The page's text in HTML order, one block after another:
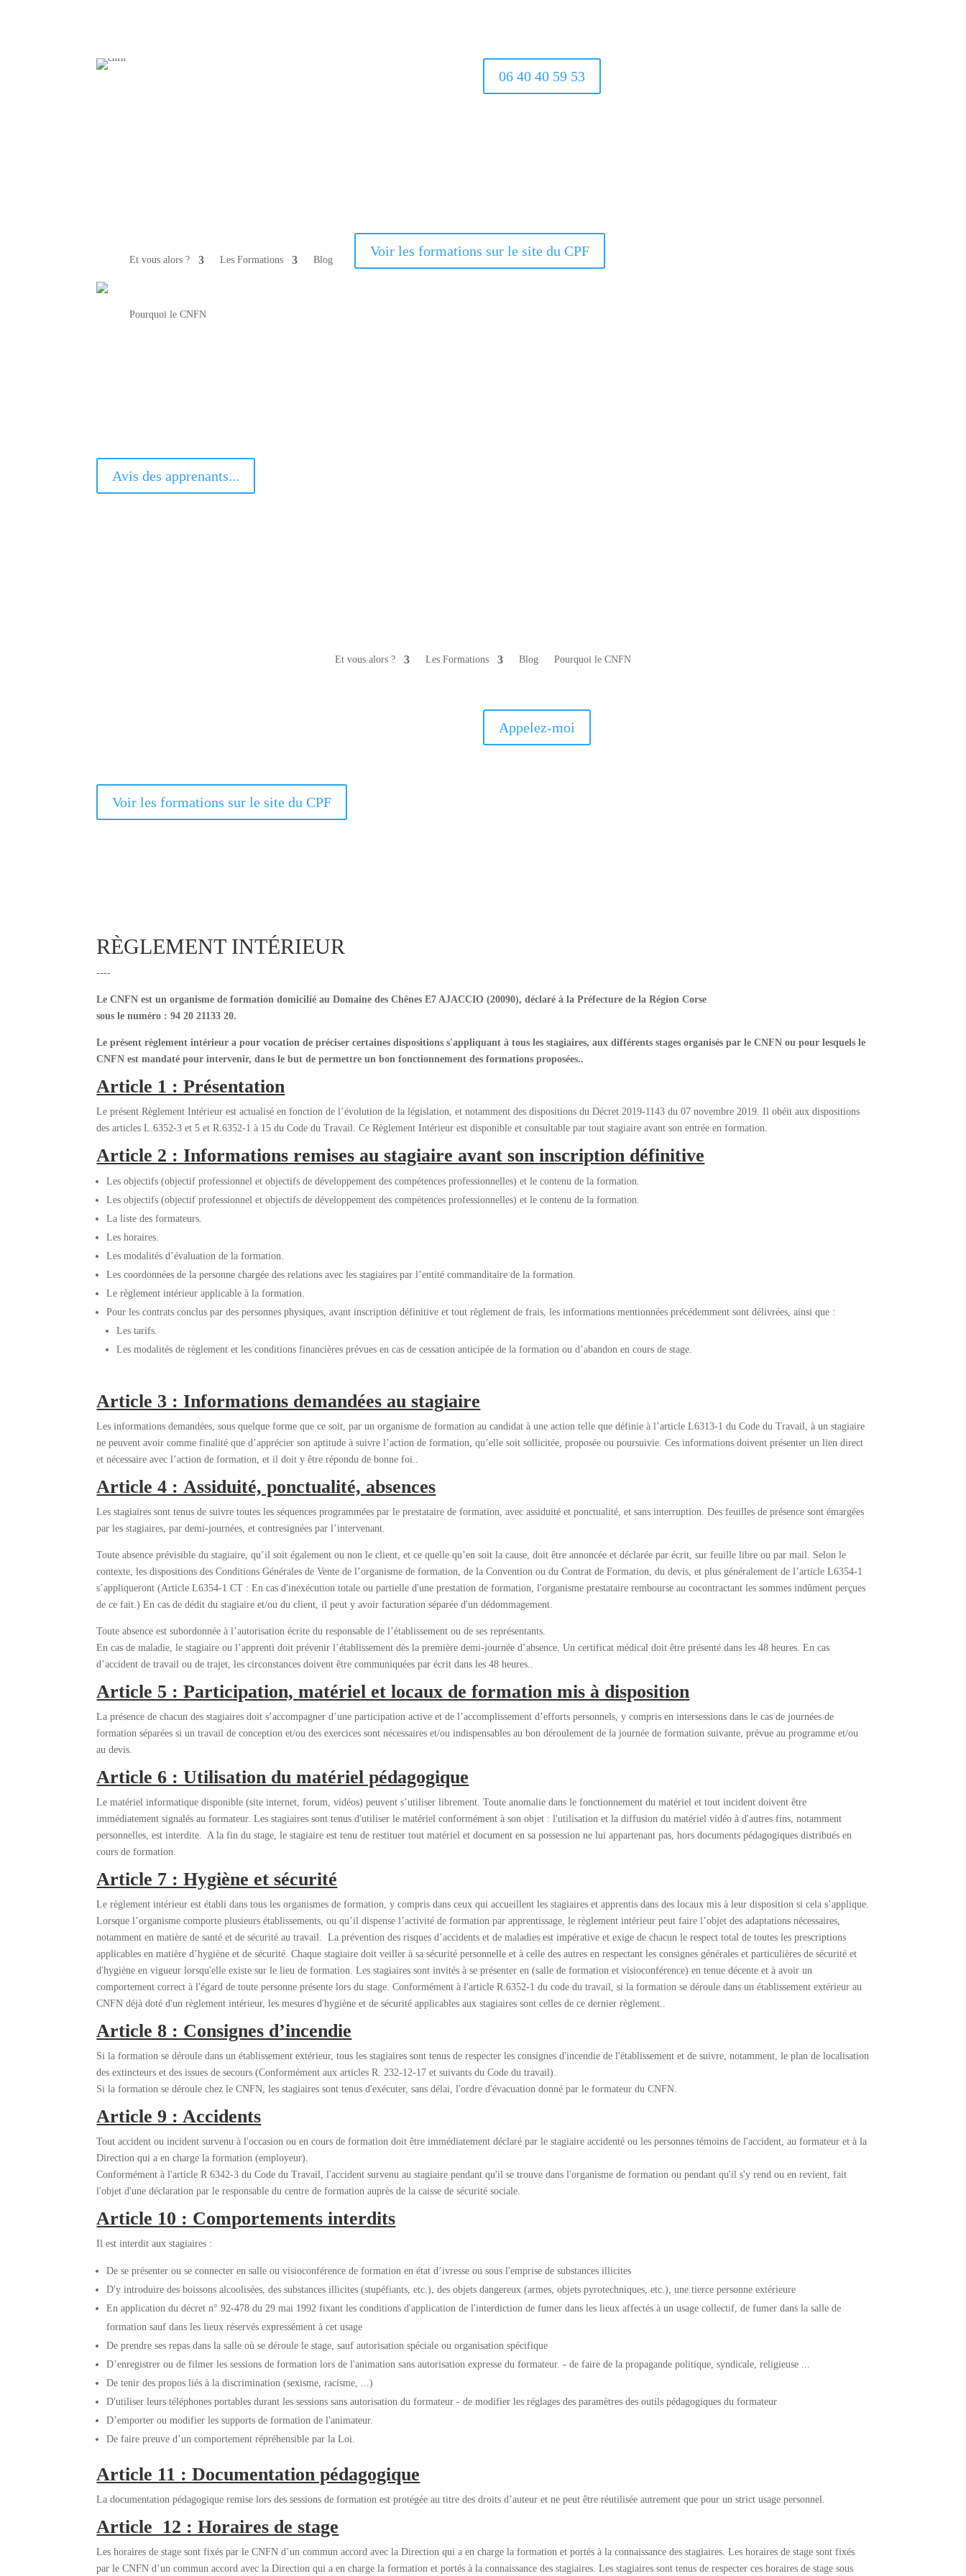
06 40 40 59 53
Et vous alors ? Les Formations Blog
Pourquoi le CNFN
Voir les formations sur le site du CPF
Avis des apprenants...
Et vous alors ? Les Formations Blog Pourquoi le CNFN
Appelez-moi
Voir les formations sur le site du CPF
RÈGLEMENT INTÉRIEUR
----
Le CNFN est un organisme de formation domicilié au Domaine des Chênes E7 AJACCIO (20090), déclaré à la Préfecture de la Région Corse
sous le numéro : 94 20 21133 20.
Le présent règlement intérieur a pour vocation de préciser certaines dispositions s'appliquant à tous les stagiaires, aux différents stages organisés par le CNFN ou pour lesquels le
CNFN est mandaté pour intervenir, dans le but de permettre un bon fonctionnement des formations proposées..
Article 1 : Présentation
Le présent Règlement Intérieur est actualisé en fonction de l’évolution de la législation, et notamment des dispositions du Décret 2019-1143 du 07 novembre 2019. Il obéit aux dispositions
des articles L.6352-3 et 5 et R.6352-1 à 15 du Code du Travail. Ce Règlement Intérieur est disponible et consultable par tout stagiaire avant son entrée en formation.
Article 2 : Informations remises au stagiaire avant son inscription définitive
Les objectifs (objectif professionnel et objectifs de développement des compétences professionnelles) et le contenu de la formation.
Les objectifs (objectif professionnel et objectifs de développement des compétences professionnelles) et le contenu de la formation.
La liste des formateurs.
Les horaires.
Les modalités d’évaluation de la formation.
Les coordonnées de la personne chargée des relations avec les stagiaires par l’entité commanditaire de la formation.
Le règlement intérieur applicable à la formation.
Pour les contrats conclus par des personnes physiques, avant inscription définitive et tout règlement de frais, les informations mentionnées précédemment sont délivrées, ainsi que :
Les tarifs.
Les modalités de règlement et les conditions financières prévues en cas de cessation anticipée de la formation ou d’abandon en cours de stage.
Article 3 : Informations demandées au stagiaire
Les informations demandées, sous quelque forme que ce soit, par un organisme de formation au candidat à une action telle que définie à l’article L6313-1 du Code du Travail, à un stagiaire
ne peuvent avoir comme finalité que d’apprécier son aptitude à suivre l’action de formation, qu’elle soit sollicitée, proposée ou poursuivie. Ces informations doivent présenter un lien direct
et nécessaire avec l’action de formation, et il doit y être répondu de bonne foi..
Article 4 : Assiduité, ponctualité, absences
Les stagiaires sont tenus de suivre toutes les séquences programmées par le prestataire de formation, avec assiduité et ponctualité, et sans interruption. Des feuilles de présence sont émargées
par les stagiaires, par demi-journées, et contresignées par l’intervenant.
Toute absence prévisible du stagiaire, qu’il soit également ou non le client, et ce quelle qu’en soit la cause, doit être annoncée et déclarée par écrit, sur feuille libre ou par mail. Selon le
contexte, les dispositions des Conditions Générales de Vente de l’organisme de formation, de la Convention ou du Contrat de Formation, du devis, et plus généralement de l’article L6354-1
s’appliqueront (Article L6354-1 CT : En cas d'inexécution totale ou partielle d'une prestation de formation, l'organisme prestataire rembourse au cocontractant les sommes indûment perçues
de ce fait.) En cas de dédit du stagiaire et/ou du client, il peut y avoir facturation séparée d'un dédommagement.
Toute absence est subordonnée à l’autorisation écrite du responsable de l’établissement ou de ses représentants.
En cas de maladie, le stagiaire ou l’apprenti doit prévenir l’établissement dès la première demi-journée d’absence. Un certificat médical doit être présenté dans les 48 heures. En cas
d’accident de travail ou de trajet, les circonstances doivent être communiquées par écrit dans les 48 heures..
Article 5 : Participation, matériel et locaux de formation mis à disposition
La présence de chacun des stagiaires doit s’accompagner d’une participation active et de l’accomplissement d’efforts personnels, y compris en intersessions dans le cas de journées de
formation séparées si un travail de conception et/ou des exercices sont nécessaires et/ou indispensables au bon déroulement de la journée de formation suivante, prévue au programme et/ou
au devis.
Article 6 : Utilisation du matériel pédagogique
Le matériel informatique disponible (site internet, forum, vidéos) peuvent s’utiliser librement. Toute anomalie dans le fonctionnement du matériel et tout incident doivent être
immédiatement signalés au formateur. Les stagiaires sont tenus d'utiliser le matériel conformément à son objet : l'utilisation et la diffusion du matériel vidéo à d'autres fins, notamment
personnelles, est interdite. A la fin du stage, le stagiaire est tenu de restituer tout matériel et document en sa possession ne lui appartenant pas, hors documents pédagogiques distribués en
cours de formation.
Article 7 : Hygiène et sécurité
Le règlement intérieur est établi dans tous les organismes de formation, y compris dans ceux qui accueillent les stagiaires et apprentis dans des locaux mis à leur disposition si cela s’applique.
Lorsque l’organisme comporte plusieurs établissements, ou qu’il dispense l’activité de formation par apprentissage, le règlement intérieur peut faire l’objet des adaptations nécessaires,
notamment en matière de santé et de sécurité au travail. La prévention des risques d’accidents et de maladies est impérative et exige de chacun le respect total de toutes les prescriptions
applicables en matière d’hygiène et de sécurité. Chaque stagiaire doit veiller à sa sécurité personnelle et à celle des autres en respectant les consignes générales et particulières de sécurité et
d'hygiène en vigueur lorsqu'elle existe sur le lieu de formation. Les stagiaires sont invités à se présenter en (salle de formation et visioconférence) en tenue décente et à avoir un
comportement correct à l'égard de toute personne présente lors du stage. Conformément à l'article R.6352-1 du code du travail, si la formation se déroule dans un établissement extérieur au
CNFN déjà doté d'un règlement intérieur, les mesures d'hygiène et de sécurité applicables aux stagiaires sont celles de ce dernier règlement..
Article 8 : Consignes d’incendie
Si la formation se déroule dans un établissement extérieur, tous les stagiaires sont tenus de respecter les consignes d'incendie de l'établissement et de suivre, notamment, le plan de localisation
des extincteurs et des issues de secours (Conformément aux articles R. 232-12-17 et suivants du Code du travail).
Si la formation se déroule chez le CNFN, les stagiaires sont tenus d'exécuter, sans délai, l'ordre d'évacuation donné par le formateur du CNFN.
Article 9 : Accidents
Tout accident ou incident survenu à l'occasion ou en cours de formation doit être immédiatement déclaré par le stagiaire accidenté ou les personnes témoins de l'accident, au formateur et à la
Direction qui a en charge la formation (employeur).
Conformément à l'article R 6342-3 du Code du Travail, l'accident survenu au stagiaire pendant qu'il se trouve dans l'organisme de formation ou pendant qu'il s'y rend ou en revient, fait
l'objet d'une déclaration par le responsable du centre de formation auprès de la caisse de sécurité sociale.
Article 10 : Comportements interdits
Il est interdit aux stagiaires :
De se présenter ou se connecter en salle ou visioconférence de formation en état d’ivresse ou sous l'emprise de substances illicites
D'y introduire des boissons alcoolisées, des substances illicites (stupéfiants, etc.), des objets dangereux (armes, objets pyrotechniques, etc.), une tierce personne extérieure
En application du décret n° 92-478 du 29 mai 1992 fixant les conditions d'application de l'interdiction de fumer dans les lieux affectés à un usage collectif, de fumer dans la salle de
formation sauf dans les lieux réservés expressément à cet usage
De prendre ses repas dans la salle où se déroule le stage, sauf autorisation spéciale ou organisation spécifique
D’enregistrer ou de filmer les sessions de formation lors de l'animation sans autorisation expresse du formateur. - de faire de la propagande politique, syndicale, religieuse ...
De tenir des propos liés à la discrimination (sexisme, racisme, ...)
D'utiliser leurs téléphones portables durant les sessions sans autorisation du formateur - de modifier les réglages des paramètres des outils pédagogiques du formateur
D’emporter ou modifier les supports de formation de l'animateur.
De faire preuve d’un comportement répréhensible par la Loi.
Article 11 : Documentation pédagogique
La documentation pédagogique remise lors des sessions de formation est protégée au titre des droits d’auteur et ne peut être réutilisée autrement que pour un strict usage personnel.
Article 12 : Horaires de stage
Les horaires de stage sont fixés par le CNFN d’un commun accord avec la Direction qui a en charge la formation et portés à la connaissance des stagiaires. Les horaires de stage sont fixés
par le CNFN d’un commun accord avec la Direction qui a en charge la formation et portés à la connaissance des stagiaires. Les stagiaires sont tenus de respecter ces horaires de stage sous